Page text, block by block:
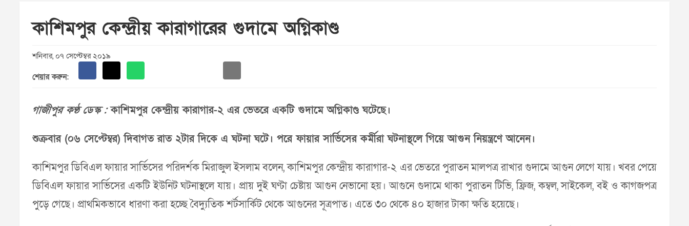
কা‌শিমপুর কেন্দ্রীয় কারাগা‌রের গুদা‌মে অ‌গ্নিকা‌ণ্ড
শনিবার, ০৭ সেপ্টেম্বর ২০১৯
শেয়ার করুন:
গাজীপুর কণ্ঠ ডেস্ক :কা‌শিমপুর কেন্দ্রীয় কারাগার-২ এর ভেতরে একটি গুদা‌মে অ‌গ্নিকা‌ণ্ড ঘ‌টে‌ছে।
শুক্রবার (০৬ সে‌প্টেম্বর) দিবাগত রাত ২টার দি‌কে এ ঘটনা ঘ‌টে‌। প‌রে ফায়ার সা‌র্ভি‌সের কর্মীরা ঘটনাস্থলে গিয়ে আগুন নিয়ন্ত্রণে আনেন।
কা‌শিমপুর ‌ডি‌বিএল ফায়ার সা‌র্ভি‌সের প‌রিদর্শক মিরাজুল ইসলাম বলেন, কা‌শিমপুর কেন্দ্রীয় কারাগার-২ এর ভেতরে পুরাতন মালপত্র রাখার গুদা‌মে আগুন লেগে যায়। খবর পে‌য়ে
ডি‌বিএল ফায়ার সা‌র্ভি‌সের এক‌টি ইউ‌নিট ঘটনাস্থ‌লে যায়। প্রায় দুই ঘণ্টা চেষ্টায় আগুন নেভানো হয়। আগু‌নে গুদা‌মে থাকা পুরাতন টি‌ভি, ফ্রিজ, কম্বল, সাই‌কেল, বই ও কাগজপত্র
পু‌ড়ে গে‌ছে। প্রাথ‌মিকভা‌বে ধারণা করা হ‌চ্ছে বৈদ্যু‌তিক শর্টসা‌র্কিট থে‌কে আগু‌নের সূত্রপাত। এ‌তে ৩০ থেকে ৪০ হাজার টাকা ক্ষ‌তি হ‌য়ে‌ছে।